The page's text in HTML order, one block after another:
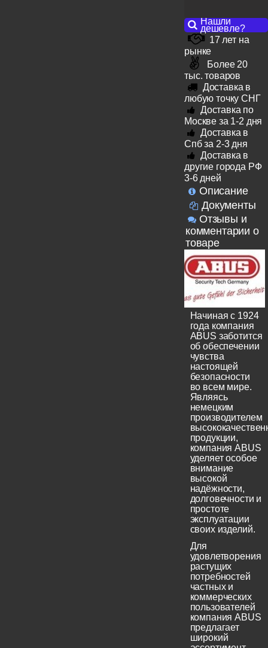
Нашли
дешевле?
17 лет на
рынке
Более 20
тыс. товаров
Доставка в
любую точку СНГ
Доставка по
Москве за 1-2 дня
Доставка в
Спб за 2-3 дня
Доставка в
другие города РФ
3-6 дней
Описание
Документы
Отзывы и
комментарии о
товаре
Начиная с 1924
года компания
ABUS заботится
об обеспечении
чувства
настоящей
безопасности
во всем мире.
Являясь
немецким
производителем
продукции,
компания ABUS
уделяет особое
внимание
высокой
надёжности,
долговечности и
простоте
эксплуатации
своих изделий.
Для
удовлетворения
растущих
потребностей
частных и
коммерческих
пользователей
компания ABUS
предлагает
широкий